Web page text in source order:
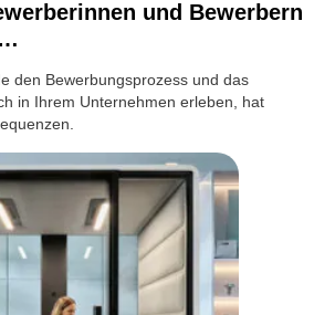
und Bewerbern
den Bewerbungsprozess und das
in Ihrem Unternehmen erleben, hat